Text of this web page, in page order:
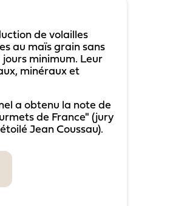
de volailles
au maïs grain sans
minimum. Leur
minéraux et
a obtenu la note de
de France" (jury
Jean Coussau).